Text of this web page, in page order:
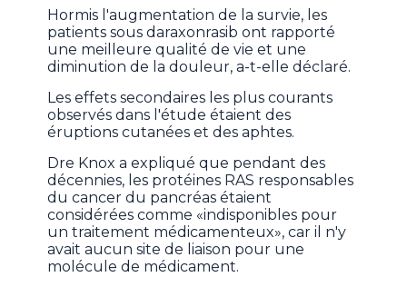
Hormis l'augmentation de la survie, les
patients sous daraxonrasib ont rapporté
une meilleure qualité de vie et une
diminution de la douleur, a-t-elle déclaré.
Les effets secondaires les plus courants
observés dans l'étude étaient des
éruptions cutanées et des aphtes.
Dre Knox a expliqué que pendant des
décennies, les protéines RAS responsables
du cancer du pancréas étaient
considérées comme «indisponibles pour
un traitement médicamenteux», car il n'y
avait aucun site de liaison pour une
molécule de médicament.